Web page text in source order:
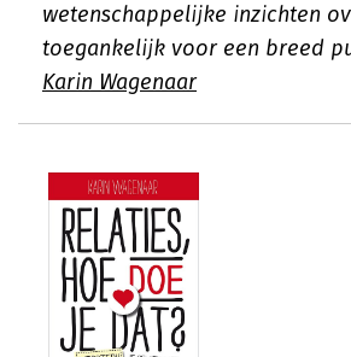
wetenschappelijke inzichten
toegankelijk voor een breed
Karin Wagenaar